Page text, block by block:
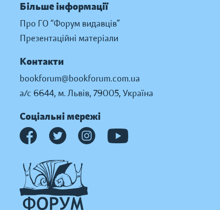
Більше інформації
Про ГО “Форум видавців”
Презентаційні матеріали
Контакти
bookforum@bookforum.com.ua
а/с 6644, м. Львів, 79005, Україна
Соціальні мережі